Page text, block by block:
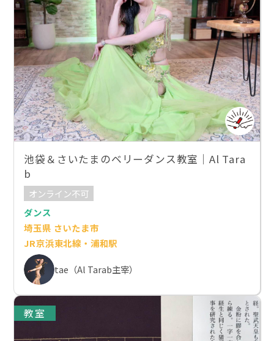
池袋＆さいたまのベリーダンス教室｜Al Tara
b
オンライン不可
ダンス
埼玉県 さいたま市
JR京浜東北線・浦和駅
tae（Al Tarab主宰）
教室